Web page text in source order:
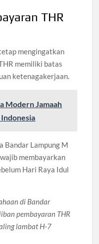
THR
mengingatkan
memiliki batas
ketenagakerjaan.
Modern Jamaah
Bandar Lampung M
membayarkan
Hari Raya Idul
di Bandar
pembayaran THR
lambat H-7